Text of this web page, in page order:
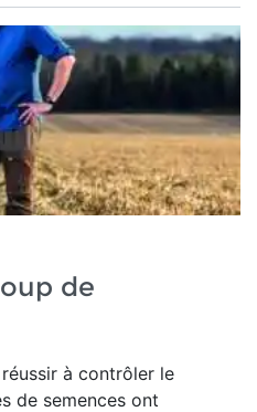
de
à contrôler le
de semences ont